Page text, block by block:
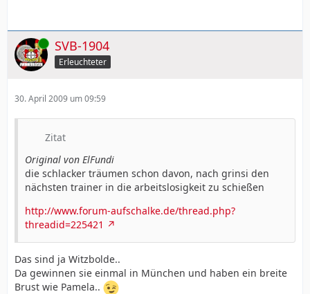
Online SVB-1904
Erleuchteter
30. April 2009 um 09:59
Zitat
Original von ElFundi
die schlacker träumen schon davon, nach grinsi den
nächsten trainer in die arbeitslosigkeit zu schießen
http://www.forum-aufschalke.de/thread.php?
threadid=225421
Das sind ja Witzbolde..
Da gewinnen sie einmal in München und haben ein breite
Brust wie Pamela..